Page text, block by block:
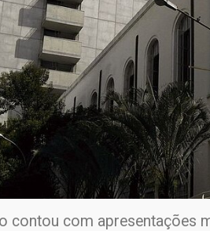
contou com apresentações